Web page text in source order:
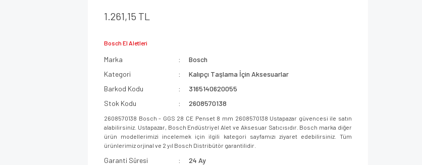
1.261,15 TL
Bosch El Aletleri
Marka
Bosch
Kategori
Kalıpçı Taşlama İçin Aksesuarlar
Barkod Kodu
3165140620055
Stok Kodu
2608570138
2608570138 Bosch - GGS 28 CE Penset 8 mm 2608570138 Ustapazar güvencesi ile satın
alabilirsiniz. Ustapazar, Bosch Endüstriyel Alet ve Aksesuar Satıcısıdır. Bosch marka diğer
ürün modellerimizi incelemek için ilgili kategori sayfamızı ziyaret edebilirsiniz. Tüm
ürünlerimiz orjinal ve 2 yıl Bosch Distribütör garantilidir.
Garanti Süresi
24 Ay